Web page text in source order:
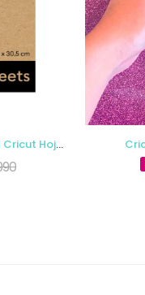
Cinta de Traspaso Promocional Cricut Hojas 12 x 12 (75)